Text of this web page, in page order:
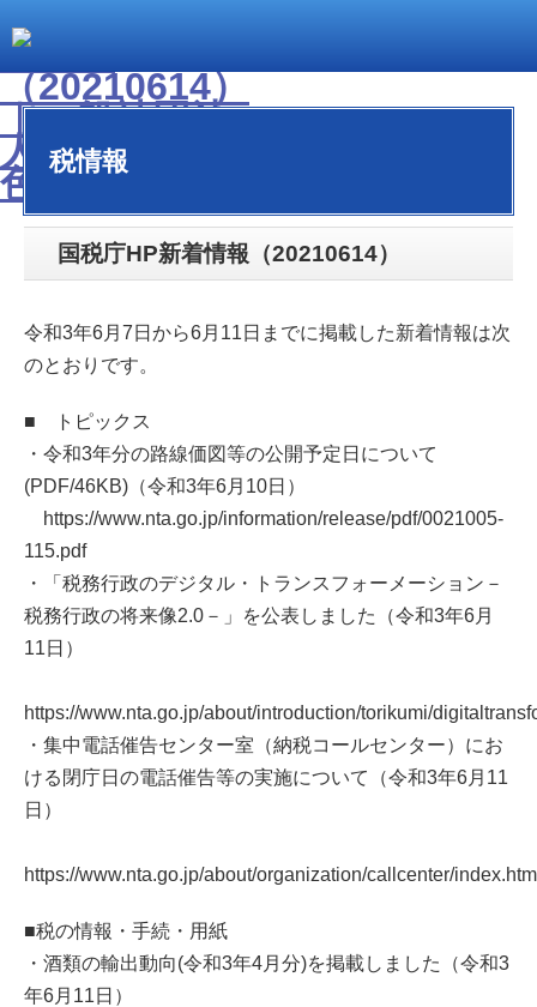
税情報
国税庁HP新着情報（20210614）
令和3年6月7日から6月11日までに掲載した新着情報は次
のとおりです。
■ トピックス
・令和3年分の路線価図等の公開予定日について
(PDF/46KB)（令和3年6月10日）
https://www.nta.go.jp/information/release/pdf/0021005-
115.pdf
・「税務行政のデジタル・トランスフォーメーション－
税務行政の将来像2.0－」を公表しました（令和3年6月
11日）
https://www.nta.go.jp/about/introduction/torikumi/
・集中電話催告センター室（納税コールセンター）にお
ける閉庁日の電話催告等の実施について（令和3年6月11
日）
https://www.nta.go.jp/about/organization/callcenter/index.htm
■税の情報・手続・用紙
・酒類の輸出動向(令和3年4月分)を掲載しました（令和3
年6月11日）